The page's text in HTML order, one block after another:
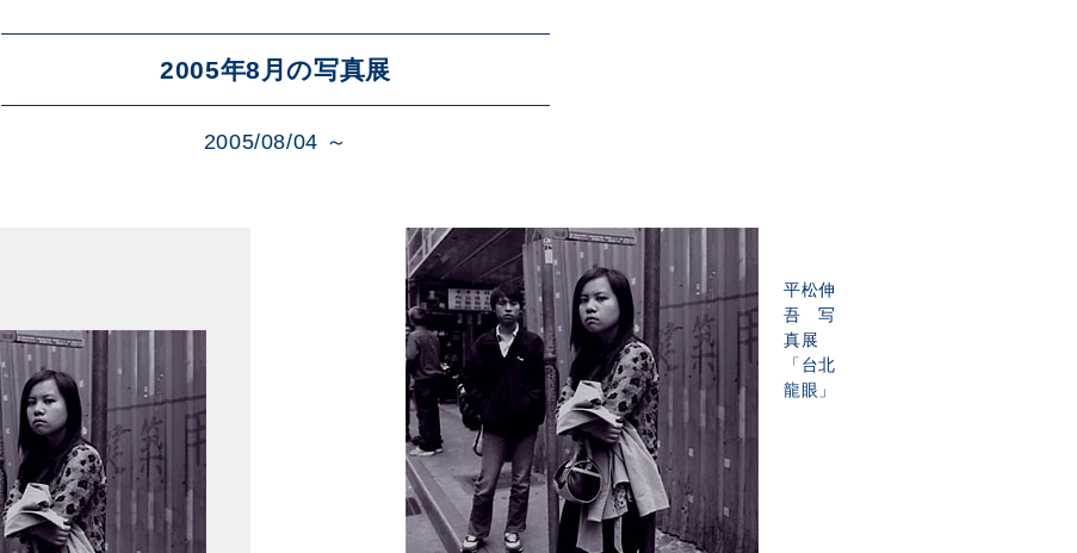
2005年8月の写真展
2005/08/04 ～
平松伸
吾 写
真展
「台北
龍眼」